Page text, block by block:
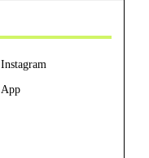
Instagram
App